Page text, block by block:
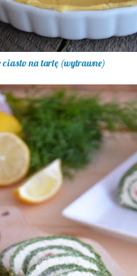
ciasto na tartę (wytrawne)